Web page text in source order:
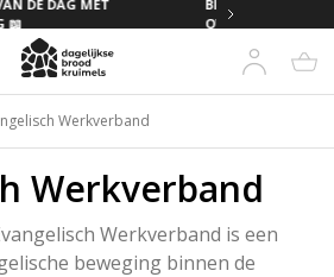
VAN DE DAG MET
📖
Werkverband
Werkverband
Werkverband is een
beweging binnen de